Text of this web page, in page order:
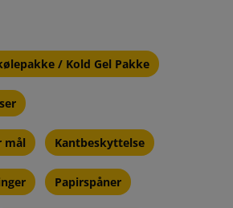
/ Kold Gel Pakke
mål Kantbeskyttelse
Papirspåner